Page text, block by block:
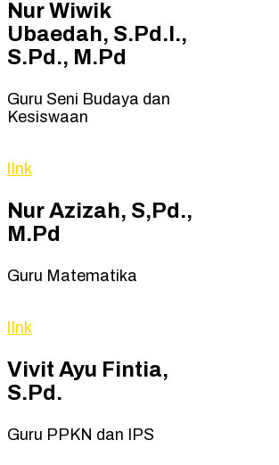
Nur Wiwik
Ubaedah, S.Pd.I.,
S.Pd., M.Pd
Guru Seni Budaya dan
Kesiswaan
lInk
Nur Azizah, S,Pd.,
M.Pd
Guru Matematika
lInk
Vivit Ayu Fintia,
S.Pd.
Guru PPKN dan IPS